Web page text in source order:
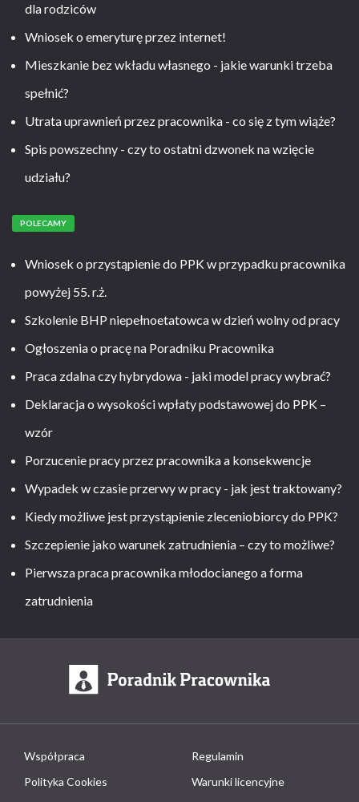
dla rodziców
Wniosek o emeryturę przez internet!
Mieszkanie bez wkładu własnego - jakie warunki trzeba
spełnić?
Utrata uprawnień przez pracownika - co się z tym wiąże?
Spis powszechny - czy to ostatni dzwonek na wzięcie
udziału?
POLECAMY
Wniosek o przystąpienie do PPK w przypadku pracownika
powyżej 55. r.ż.
Szkolenie BHP niepełnoetatowca w dzień wolny od pracy
Ogłoszenia o pracę na Poradniku Pracownika
Praca zdalna czy hybrydowa - jaki model pracy wybrać?
Deklaracja o wysokości wpłaty podstawowej do PPK –
wzór
Porzucenie pracy przez pracownika a konsekwencje
Wypadek w czasie przerwy w pracy - jak jest traktowany?
Kiedy możliwe jest przystąpienie zleceniobiorcy do PPK?
Szczepienie jako warunek zatrudnienia – czy to możliwe?
Pierwsza praca pracownika młodocianego a forma
zatrudnienia
Współpraca
Regulamin
Polityka Cookies
Warunki licencyjne